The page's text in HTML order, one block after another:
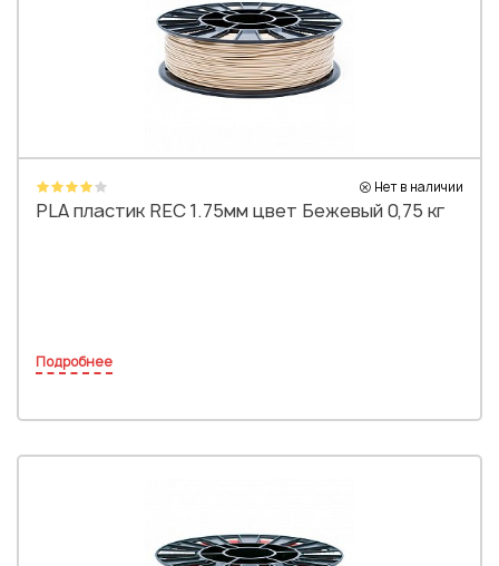
Нет в наличии
PLA пластик REC 1.75мм цвет Бежевый 0,75 кг
Подробнее